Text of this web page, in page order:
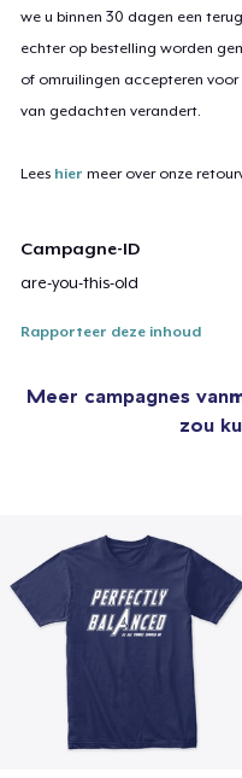
we u binnen 30 dagen een
echter op bestelling worden
of omruilingen accepteren
van gedachten verandert.
Lees hier meer over onze
Campagne-ID
are-you-this-old
Rapporteer deze inhoud
Meer campagnes van
zou